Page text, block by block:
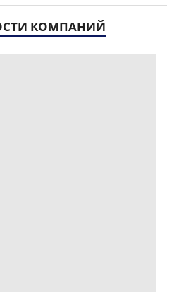
КОМПАНИЙ